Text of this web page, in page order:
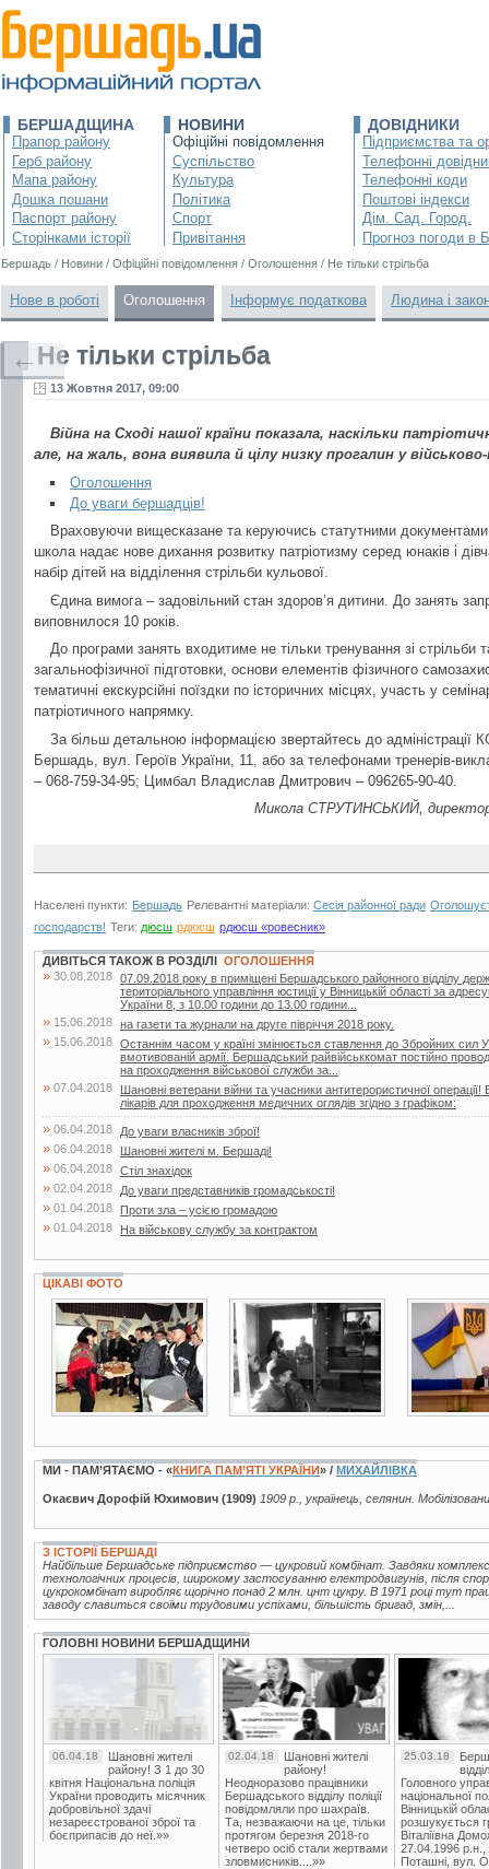
БЕРШАДЩИНА
Прапор району
Герб району
Мапа району
Дошка пошани
Паспорт району
Сторінками історії
НОВИНИ
Офіційні повідомлення
Суспільство
Культура
Політика
Спорт
Привітання
ДОВІДНИКИ
Підприємства та
Телефонні
Телефонні коди
Поштові індекси
Дім. Сад. Город.
Прогноз погоди в
Бершадь / Новини / Офіційні повідомлення / Оголошення / Не тільки стрільба
Нове в роботі Оголошення Інформує податкова Людина і
Не тільки стрільба
13 Жовтня 2017, 09:00
Війна на Сході нашої країни показала, наскільки
але, на жаль, вона виявила й цілу низку прогалин у
Оголошення
До уваги бершадців!
Враховуючи вищесказане та керуючись статутними
школа надає нове дихання розвитку патріотизму серед юнаків і
набір дітей на відділення стрільби кульової.
Єдина вимога – задовільний стан здоров’я дитини. До занять
виповнилося 10 років.
До програми занять входитиме не тільки тренування зі
загальнофізичної підготовки, основи елементів фізичного
тематичні екскурсійні поїздки по історичних місцях, участь у
патріотичного напрямку.
За більш детальною інформацією звертайтесь до
Бершадь, вул. Героїв України, 11, або за телефонами тренерів-
– 068-759-34-95; Цимбал Владислав Дмитрович – 096265-90-40.
Микола СТРУТИНСЬКИЙ,
Населені пункти: Бершадь Релевантні матеріали: Сесія районної ради
господарств! Теги: дюсш рдюсш рдюсш «ровесник»
←
ДИВІТЬСЯ ТАКОЖ В РОЗДІЛІ ОГОЛОШЕННЯ
» 30.08.2018 07.09.2018 року в приміщені Бершадського районного відділу
територіального управління юстиції у Вінницькій області за
України 8, з 10.00 години до 13.00 години...
» 15.06.2018 на газети та журнали на друге півріччя 2018 року.
» 15.06.2018 Останнім часом у країні змінюється ставлення до Збройних сил
вмотивованій армії. Бершадський райвійськкомат постійно
на проходження військової служби за...
» 07.04.2018
Шановні ветерани війни та учасники антитерористичної
лікарів для проходження медичних оглядів згідно з графіком:
» 06.04.2018 До уваги власників зброї!
» 06.04.2018 Шановні жителі м. Бершаді!
» 06.04.2018 Стіл знахідок
» 02.04.2018 До уваги представників громадськості!
» 01.04.2018 Проти зла – усією громадою
» 01.04.2018 На військову службу за контрактом
ЦІКАВІ ФОТО
2 фото 2 фото 6 фото
МИ - ПАМ’ЯТАЄМО - «КНИГА ПАМ’ЯТІ УКРАЇНИ» / МИХАЙЛІВКА
Окаєвич Дорофій Юхимович (1909) 1909 р., українець, селянин.
З ІСТОРІЇ БЕРШАДІ
Найбільше Бершадське підприємство — цукровий комбінат. Завдяки
технологічних процесів, широкому застосуванню електродвигунів, після
цукрокомбінат виробляє щорічно понад 2 млн. цнт цукру. В 1971 році тут
заводу славиться своїми трудовими успіхами, більшість бригад, змін,...
ГОЛОВНІ НОВИНИ БЕРШАДЩИНИ
06.04.18
Шановні жителі
району! З 1 до 30
квітня Національна поліція
України проводить місячник
добровільної здачі
незареєстрованої зброї та
боєприпасів до неї.»»
02.04.18
Шановні жителі
району!
Неодноразово працівники
Бершадського відділу поліції
повідомляли про шахраїв.
Та, незважаючи на це, тільки
протягом березня 2018-го
четверо осіб стали жертвами
зловмисників....»»
25.03.18
Головного
національної
Вінницькій
розшукується
Віталіївна
27.04.1996 р.н.,
Поташні, вул.